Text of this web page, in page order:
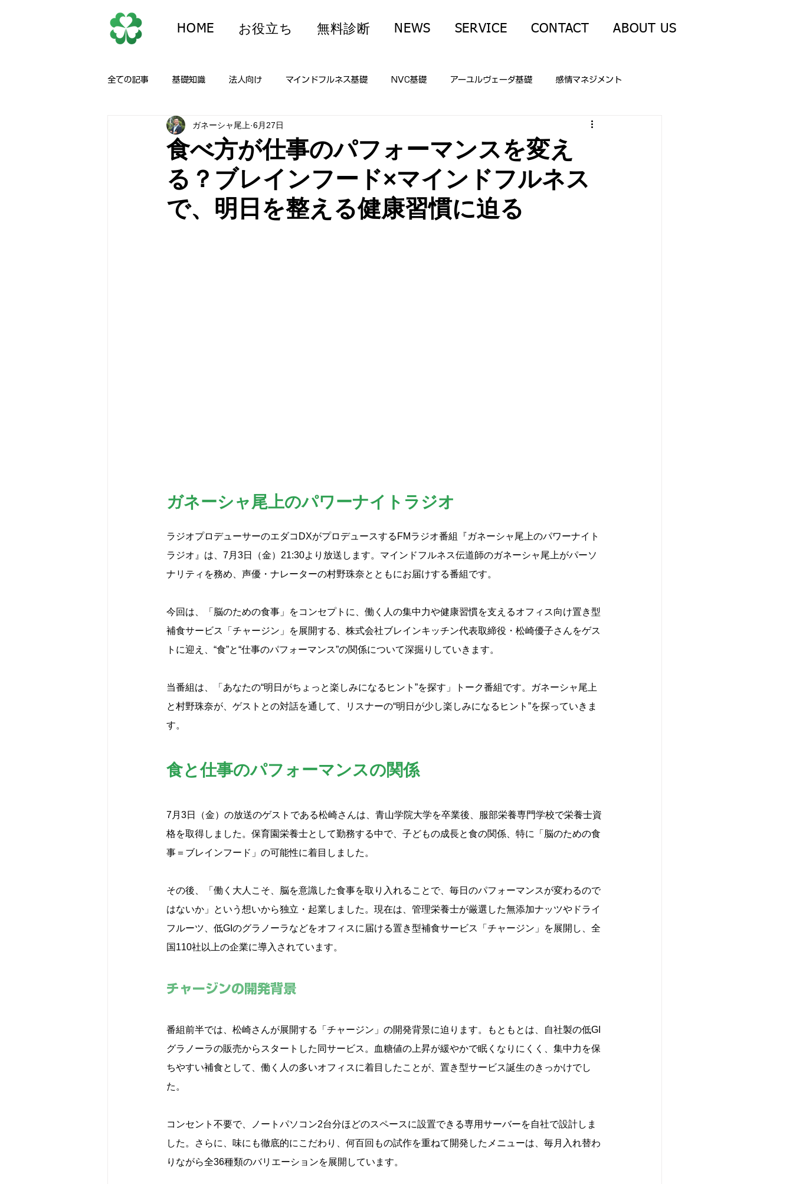
HOME お役立ち 無料診断 NEWS SERVICE CONTACT ABOUT US
全ての記事 基礎知識 法人向け マインドフルネス基礎 NVC基礎 アーユルヴェーダ基礎 感情マネジメント
セルフイメージ 営業・交渉・顧客対応
コミュニケーション・会議 瞑想・呼吸法基礎 アーユルヴェーダ食事 マインドフルネス基礎 メディア公開情報
オススメ企業
食べ方が仕事のパフォーマンスを変え
る？ブレインフード×マインドフルネス
で、明日を整える健康習慣に迫る
ガネーシャ尾上 6月27日
ガネーシャ尾上のパワーナイトラジオ
ラジオプロデューサーのエダコDXがプロデュースするFMラジオ番組『ガネーシャ尾上のパワーナイト
ラジオ』は、7月3日（金）21:30より放送します。マインドフルネス伝道師のガネーシャ尾上がパーソ
ナリティを務め、声優・ナレーターの村野珠奈とともにお届けする番組です。
今回は、「脳のための食事」をコンセプトに、働く人の集中力や健康習慣を支えるオフィス向け置き型
補食サービス「チャージン」を展開する、株式会社ブレインキッチン代表取締役・松崎優子さんをゲス
トに迎え、“食”と“仕事のパフォーマンス”の関係について深掘りしていきます。
当番組は、「あなたの“明日がちょっと楽しみになるヒント”を探す」トーク番組です。ガネーシャ尾上
と村野珠奈が、ゲストとの対話を通して、リスナーの“明日が少し楽しみになるヒント”を探っていきま
す。
食と仕事のパフォーマンスの関係
7月3日（金）の放送のゲストである松崎さんは、青山学院大学を卒業後、服部栄養専門学校で栄養士資
格を取得しました。保育園栄養士として勤務する中で、子どもの成長と食の関係、特に「脳のための食
事＝ブレインフード」の可能性に着目しました。
その後、「働く大人こそ、脳を意識した食事を取り入れることで、毎日のパフォーマンスが変わるので
はないか」という想いから独立・起業しました。現在は、管理栄養士が厳選した無添加ナッツやドライ
フルーツ、低GIのグラノーラなどをオフィスに届ける置き型補食サービス「チャージン」を展開し、全
国110社以上の企業に導入されています。
チャージンの開発背景
番組前半では、松崎さんが展開する「チャージン」の開発背景に迫ります。もともとは、自社製の低GI
グラノーラの販売からスタートした同サービス。血糖値の上昇が緩やかで眠くなりにくく、集中力を保
ちやすい補食として、働く人の多いオフィスに着目したことが、置き型サービス誕生のきっかけでし
た。
コンセント不要で、ノートパソコン2台分ほどのスペースに設置できる専用サーバーを自社で設計しま
した。さらに、味にも徹底的にこだわり、何百回もの試作を重ねて開発したメニューは、毎月入れ替わ
りながら全36種類のバリエーションを展開しています。